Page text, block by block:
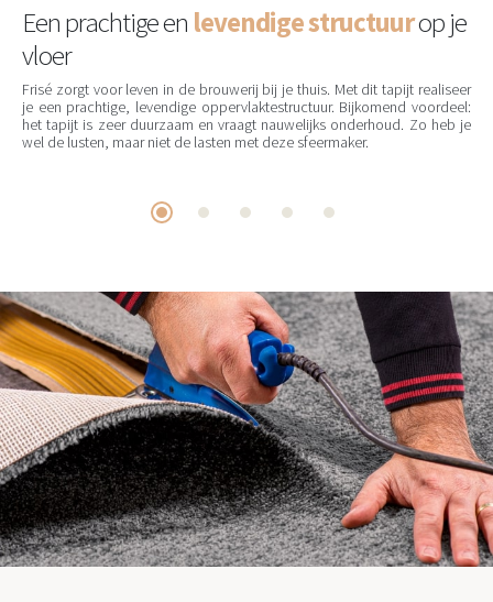
Een prachtige en levendige structuurop je
vloer
Frisé zorgt voor leven in de brouwerij bij je thuis. Met dit tapijt realiseer
je een prachtige, levendige oppervlaktestructuur. Bijkomend voordeel:
het tapijt is zeer duurzaam en vraagt nauwelijks onderhoud. Zo heb je
wel de lusten, maar niet de lasten met deze sfeermaker.